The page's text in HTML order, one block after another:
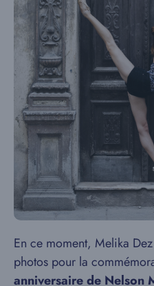
En ce moment, Melika
photos pour la
anniversaire de Nelson